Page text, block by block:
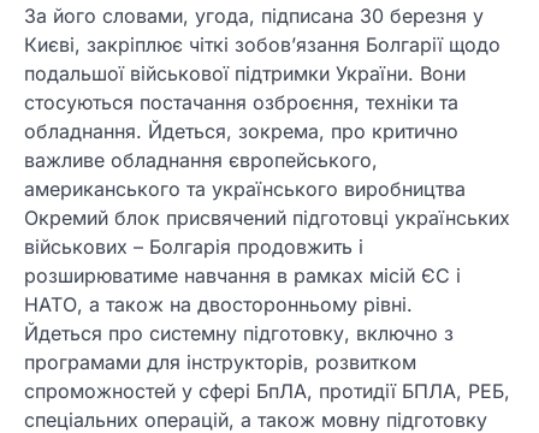
За його словами, угода, підписана 30 березня у
Києві, закріплює чіткі зобов’язання Болгарії щодо
подальшої військової підтримки України. Вони
стосуються постачання озброєння, техніки та
обладнання. Йдеться, зокрема, про критично
важливе обладнання європейського,
американського та українського виробництва
Окремий блок присвячений підготовці українських
військових – Болгарія продовжить і
розширюватиме навчання в рамках місій ЄС і
НАТО, а також на двосторонньому рівні.
Йдеться про системну підготовку, включно з
програмами для інструкторів, розвитком
спроможностей у сфері БпЛА, протидії БПЛА, РЕБ,
спеціальних операцій, а також мовну підготовку